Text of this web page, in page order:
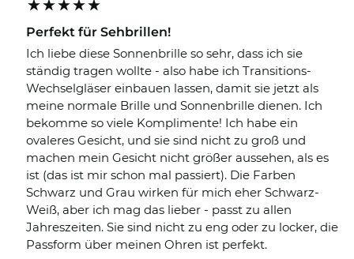
Perfekt für Sehbrillen!
Ich liebe diese Sonnenbrille so sehr, dass ich sie
ständig tragen wollte - also habe ich Transitions-
Wechselgläser einbauen lassen, damit sie jetzt als
meine normale Brille und Sonnenbrille dienen. Ich
bekomme so viele Komplimente! Ich habe ein
ovaleres Gesicht, und sie sind nicht zu groß und
machen mein Gesicht nicht größer aussehen, als es
ist (das ist mir schon mal passiert). Die Farben
Schwarz und Grau wirken für mich eher Schwarz-
Weiß, aber ich mag das lieber - passt zu allen
Jahreszeiten. Sie sind nicht zu eng oder zu locker, die
Passform über meinen Ohren ist perfekt.